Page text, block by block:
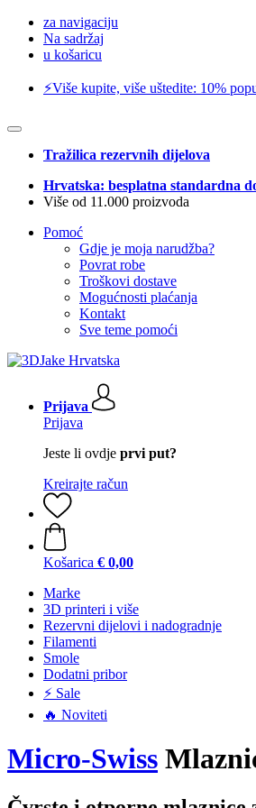
za navigaciju
Na sadržaj
u košaricu
⚡️Više kupite, više uštedite: 10%
Tražilica rezervnih dijelova
Hrvatska: besplatna standardna
Više od 11.000 proizvoda
Pomoć
Gdje je moja narudžba?
Povrat robe
Troškovi dostave
Mogućnosti plaćanja
Kontakt
Sve teme pomoći
Prijava
Prijava
Jeste li ovdje prvi put?
Kreirajte račun
Košarica € 0,00
Marke
3D printeri i više
Rezervni dijelovi i nadogradnje
Filamenti
Smole
Dodatni pribor
⚡ Sale
🔥 Noviteti
Micro-Swiss